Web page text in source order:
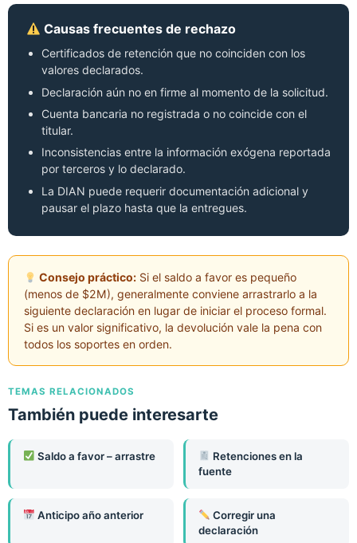
Causas frecuentes de rechazo
Certificados de retención que no coinciden con los
valores declarados.
Declaración aún no en firme al momento de la solicitud.
Cuenta bancaria no registrada o no coincide con el
titular.
Inconsistencias entre la información exógena reportada
por terceros y lo declarado.
La DIAN puede requerir documentación adicional y
pausar el plazo hasta que la entregues.
Consejo práctico: Si el saldo a favor es pequeño
(menos de $2M), generalmente conviene arrastrarlo a la
siguiente declaración en lugar de iniciar el proceso formal.
Si es un valor significativo, la devolución vale la pena con
todos los soportes en orden.
TEMAS RELACIONADOS
También puede interesarte
Saldo a favor – arrastre
Retenciones en la
fuente
Anticipo año anterior
Corregir una
declaración